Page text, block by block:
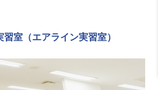
室（エアライン実習室）